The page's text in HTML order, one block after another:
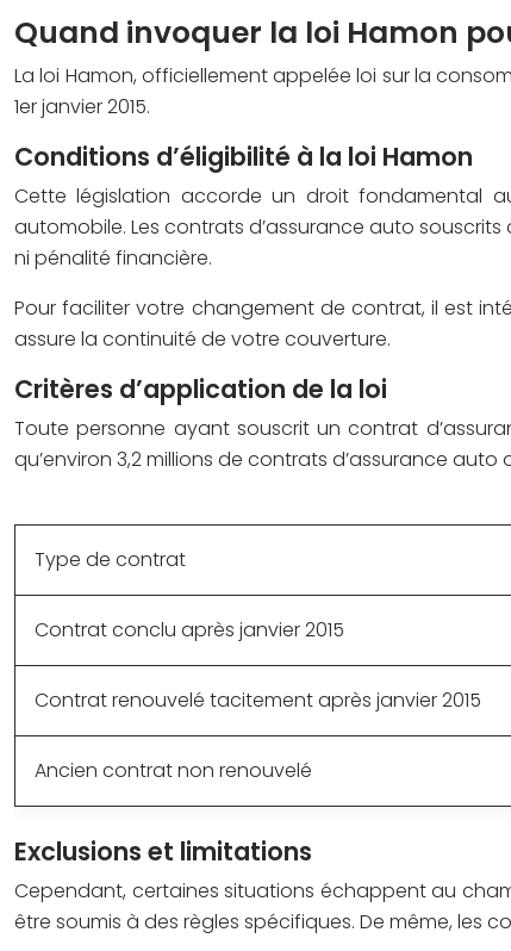
Quand invoquer la loi Hamon
La loi Hamon, officiellement appelée loi sur la
1er janvier 2015.
Conditions d’éligibilité à la loi Hamon
Cette législation accorde un droit fondamental
automobile. Les contrats d’assurance auto
ni pénalité financière.
Pour faciliter votre changement de contrat, il est
assure la continuité de votre couverture.
Critères d’application de la loi
Toute personne ayant souscrit un contrat
qu’environ 3,2 millions de contrats d’assurance
Type de contrat
Contrat conclu après janvier 2015
Contrat renouvelé tacitement après janvier 2015
Ancien contrat non renouvelé
Exclusions et limitations
Cependant, certaines situations échappent au
être soumis à des règles spécifiques. De même, les